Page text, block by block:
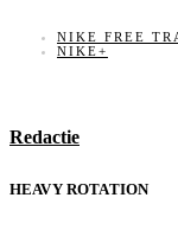
NIKE FREE
NIKE+
Redactie
HEAVY ROTATION